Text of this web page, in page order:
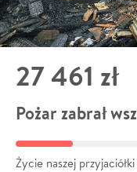
27 461 zł
Pożar zabrał
Życie naszej